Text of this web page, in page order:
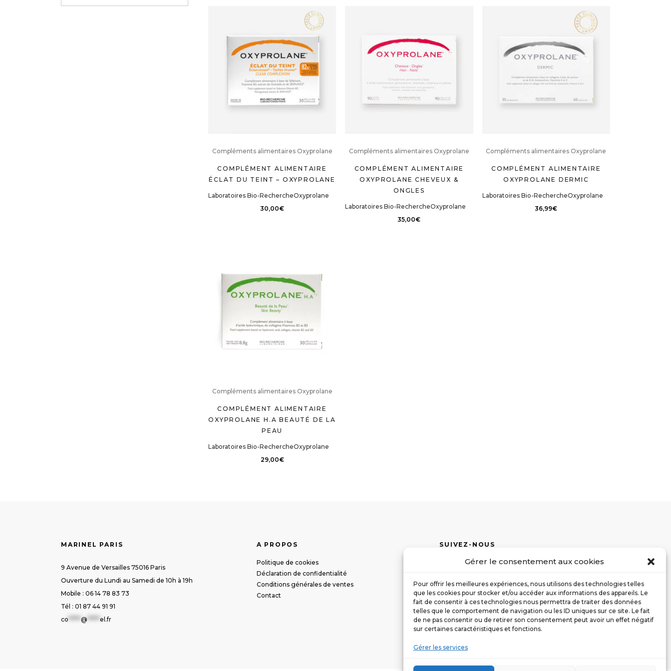
Gérer le consentement aux cookies
Pour offrir les meilleures expériences, nous utilisons des technologies telles
que les cookies pour stocker et/ou accéder aux informations des appareils. Le
fait de consentir à ces technologies nous permettra de traiter des données
telles que le comportement de navigation ou les ID uniques sur ce site. Le fait
de ne pas consentir ou de retirer son consentement peut avoir un effet négatif
sur certaines caractéristiques et fonctions.
Gérer les services
Compléments alimentaires Oxyprolane
COMPLÉMENT ALIMENTAIRE
ÉCLAT DU TEINT – OXYPROLANE
Laboratoires Bio-RechercheOxyprolane
30,00€
Compléments alimentaires Oxyprolane
COMPLÉMENT ALIMENTAIRE
OXYPROLANE CHEVEUX &
ONGLES
Laboratoires Bio-RechercheOxyprolane
35,00€
Compléments alimentaires Oxyprolane
COMPLÉMENT ALIMENTAIRE
OXYPROLANE DERMIC
Laboratoires Bio-RechercheOxyprolane
36,99€
Compléments alimentaires Oxyprolane
COMPLÉMENT ALIMENTAIRE
OXYPROLANE H.A BEAUTÉ DE LA
PEAU
Laboratoires Bio-RechercheOxyprolane
29,00€
MARINEL PARIS
9 Avenue de Versailles 75016 Paris
Ouverture du Lundi au Samedi de 10h à 19h
Mobile : 06 14 78 83 73
Tél : 01 87 44 91 91
co ***** @ ***** el.fr
A PROPOS
Politique de cookies
Déclaration de confidentialité
Conditions générales de ventes
Contact
SUIVEZ-NOUS